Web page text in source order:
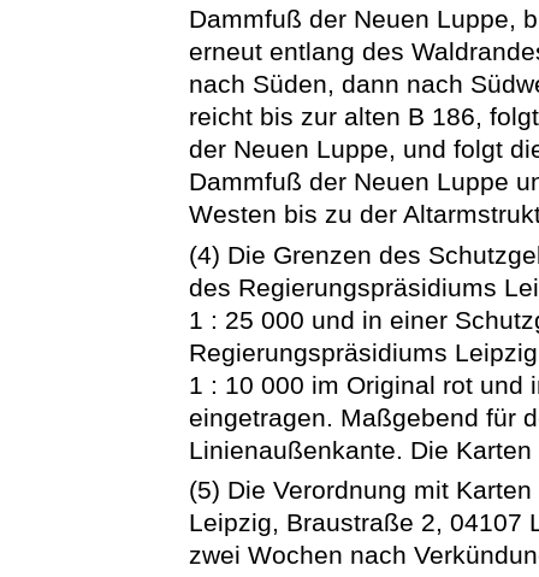
Dammfuß der Neuen Luppe,
erneut entlang des
nach Süden, dann nach
reicht bis zur alten B 186,
der Neuen Luppe, und folgt
Dammfuß der Neuen Luppe
Westen bis zu der
(4) Die Grenzen des
des Regierungspräsidiums
1 : 25 000 und in einer
Regierungspräsidiums
1 : 10 000 im Original rot und
eingetragen. Maßgebend für
Linienaußenkante. Die
(5) Die Verordnung mit
Leipzig, Braustraße 2, 04107
zwei Wochen nach